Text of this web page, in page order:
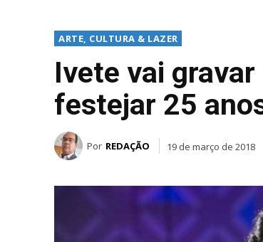
ARTE, CULTURA & LAZER
Ivete vai
festejar 25
Por REDAÇÃO 19 de março de 2018